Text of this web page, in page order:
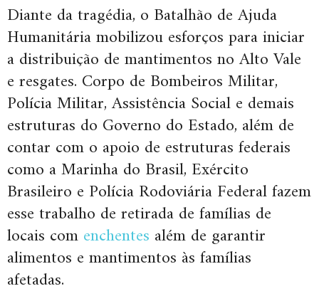
Diante da tragédia, o Batalhão de Ajuda
Humanitária mobilizou esforços para iniciar
a distribuição de mantimentos no Alto Vale
e resgates. Corpo de Bombeiros Militar,
Polícia Militar, Assistência Social e demais
estruturas do Governo do Estado, além de
contar com o apoio de estruturas federais
como a Marinha do Brasil, Exército
Brasileiro e Polícia Rodoviária Federal fazem
esse trabalho de retirada de famílias de
locais comenchentes além de garantir
alimentos e mantimentos às famílias
afetadas.